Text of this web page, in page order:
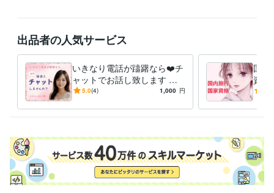
経験職種
事務・ビジネスサポート / 秘書 経験年数 : 10年
ライフスタイル・その他 / 講師・インストラクター
ライフスタイル・その他 / 公務員
経験年数 : 2年
ライフスタイル・その他 / その他 経験年数 : 20年
職歴
一部上場企業 企業受付 2019年12月 ~ 2023年9月
某一部上場企業 2018年3月 ~ 2019年11月
中央省庁 2016年3月 ~ 2018年2月
受賞歴
出品者の人気サービス
いきなり電話が躊躇なら❤️チ
ャットでお話し致します 社
長秘書と☪️トークルームでチ
う
5.0(4) 1,000 円
国内
資格
内旅
策で